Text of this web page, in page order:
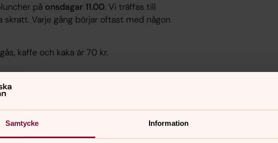
Samtycke Information
på onsdagar 11.00. Vi träffas till
Varje gång börjar oftast med någon
kaffe och kaka är 70 kr.